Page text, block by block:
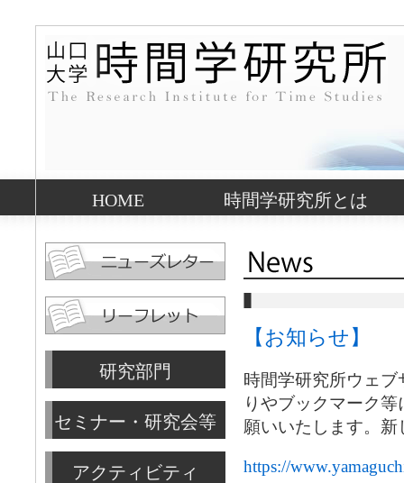
HOME 時間学研究所とは
研究部門
セミナー・研究会等
アクティビティ
【お知らせ】
時間学研究所ウェ
りやブックマーク
願いいたします。
https://